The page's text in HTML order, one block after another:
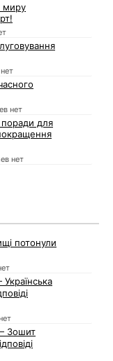
миру
нет
для
нет
потонули
Зошит